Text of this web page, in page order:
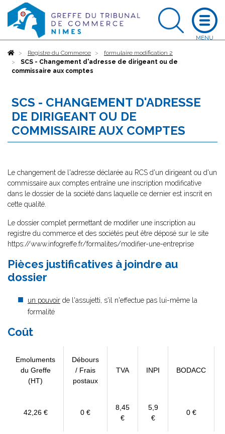
AccueilRegistre du Commerce
formulaire modification 2
SCS - Changement d'adresse de dirigeant ou de
commissaire aux comptes
SCS - CHANGEMENT D'ADRESSE
DE DIRIGEANT OU DE
COMMISSAIRE AUX COMPTES
Le changement de l'adresse déclarée au RCS d'un dirigeant ou d'un
commissaire aux comptes entraîne une inscription modificative
dans le dossier de la société dans laquelle ce dernier est inscrit en
cette qualité.
Le dossier complet permettant de modifier une inscription au
registre du commerce et des sociétés peut être déposé sur le site
https://www.infogreffe.fr/formalites/modifier-une-entreprise
Pièces justificatives à joindre au
dossier
un pouvoir de l'assujetti, s'il n'effectue pas lui-même la
formalité
Coût
Emoluments
du Greffe
(HT)
Débours
/ Frais
postaux
TVA INPI BODACC
42,26 € 0 €
8,45
€
5,9
€
0 €